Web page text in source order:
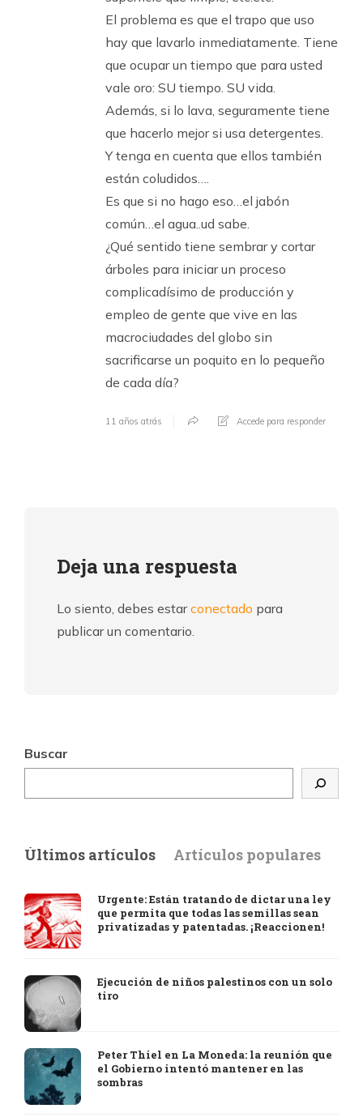
El problema es que el trapo que uso
hay que lavarlo inmediatamente. Tiene
que ocupar un tiempo que para usted
vale oro: SU tiempo. SU vida.
Además, si lo lava, seguramente tiene
que hacerlo mejor si usa detergentes.
Y tenga en cuenta que ellos también
están coludidos….
Es que si no hago eso…el jabón
común…el agua..ud sabe.
¿Qué sentido tiene sembrar y cortar
árboles para iniciar un proceso
complicadísimo de producción y
empleo de gente que vive en las
macrociudades del globo sin
sacrificarse un poquito en lo pequeño
de cada día?
11 años atrás Accede para responder
Deja una respuesta
Lo siento, debes estarconectado para
publicar un comentario.
Buscar
Últimos artículos Artículos populares
Urgente: Están tratando de dictar una ley
que permita que todas las semillas sean
privatizadas y patentadas. ¡Reaccionen!
Ejecución de niños palestinos con un solo
tiro
Peter Thiel en La Moneda: la reunión que
el Gobierno intentó mantener en las
sombras